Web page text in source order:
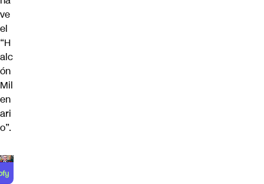
ve
el
“H
alc
ón
Mil
en
ari
o”.